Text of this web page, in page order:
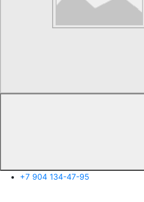
+7 904 134-47-95